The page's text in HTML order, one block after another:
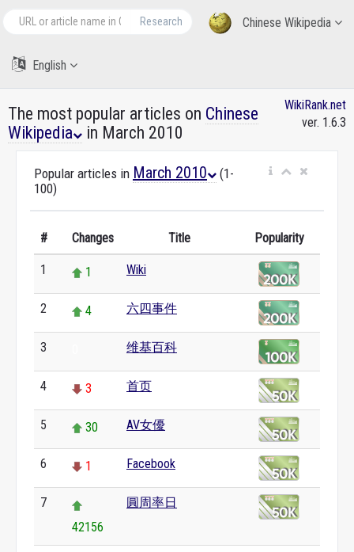
Chinese Wikipedia
Research
English
The most popular articles on Chinese
Wikipedia
in March 2010
WikiRank.net
ver. 1.6.3
Popular articles in March 2010
(1-
100)
# Changes Title Popularity
1 1 Wiki
2 4 六四事件
3 维基百科
4 3 首页
5 30 AV女優
6 1 Facebook
7
42156
圓周率日